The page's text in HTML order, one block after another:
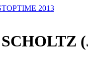
2013